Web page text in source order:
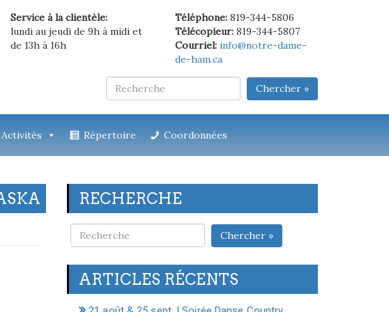
Service à la clientèle:
lundi au jeudi de 9h à midi et
de 13h à 16h
Téléphone:819-344-5806
Télécopieur:819-344-5807
Courriel: info@notre-dame-
de-ham.ca
Chercher »
Activités Répertoire Coordonnées
RECHERCHE
Chercher »
ARTICLES RÉCENTS